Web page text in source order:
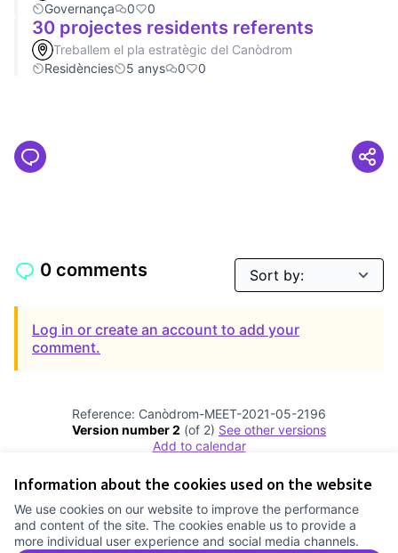
Information about the cookies used on the website
We use cookies on our website to improve the performance
and content of the site. The cookies enable us to provide a
more individual user experience and social media channels.
Governança
0 0
30 projectes residents referents
Treballem el pla estratègic del Canòdrom
Residències
5 anys 0 0
0 comments
Log in or create an account to add your
comment.
Reference: Canòdrom-MEET-2021-05-2196
Version number 2 (of 2)
see other versions
Add to calendar
Cookie settings
Comunitat Canòdrom at Facebook
(External link)
Comunitat Canòdrom at Instagram
(External link)
Comunitat Canòdrom at YouTube
(External link)
English
Triar la llenguaElegir el idiomaChoose language